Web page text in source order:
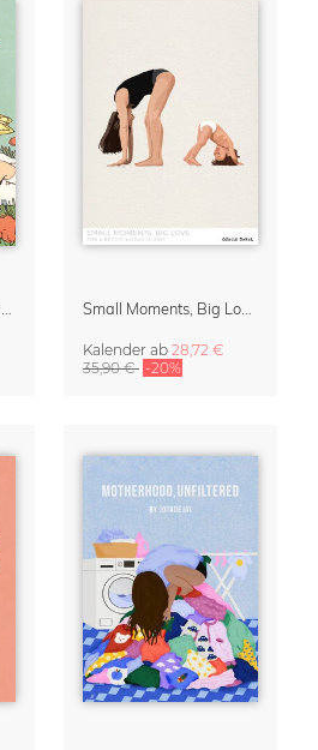
Little Life Kalender 2027 von Simone Goder Small Moments, Big Love – Mutterschaftskalender von Giselle Dekel
Kalender ab 28,72 €
35,90 € -20%